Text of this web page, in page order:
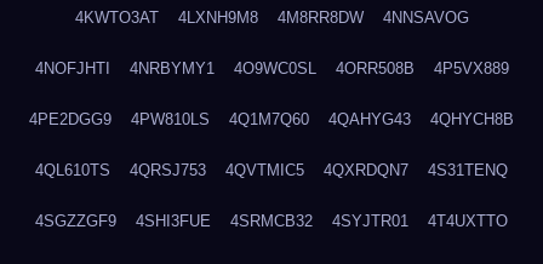
4KWTO3AT 4LXNH9M8 4M8RR8DW 4NNSAVOG
4NOFJHTI 4NRBYMY1 4O9WC0SL 4ORR508B 4P5VX889
4PE2DGG9 4PW810LS 4Q1M7Q60 4QAHYG43 4QHYCH8B
4QL610TS 4QRSJ753 4QVTMIC5 4QXRDQN7 4S31TENQ
4SGZZGF9 4SHI3FUE 4SRMCB32 4SYJTR01 4T4UXTTO